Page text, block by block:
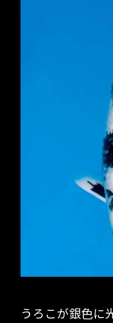
うろこが銀色に